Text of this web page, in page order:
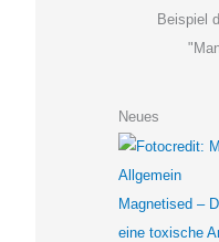
Beispiel
Neues
Allgemein
Magnetised –
eine toxische